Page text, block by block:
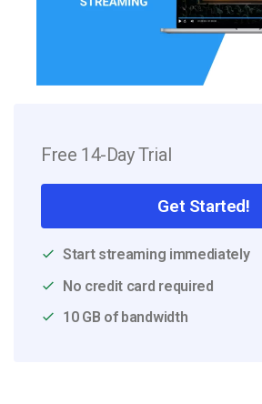
Free 14-Day Trial
Get Started!
Start streaming immediately
No credit card required
10 GB of bandwidth